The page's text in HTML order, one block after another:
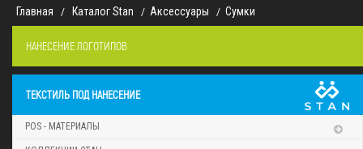
Главная
Каталог Stan Аксессуары Сумки
НАНЕСЕНИЕ ЛОГОТИПОВ
ТЕКСТИЛЬ ПОД НАНЕСЕНИЕ
POS - МАТЕРИАЛЫ